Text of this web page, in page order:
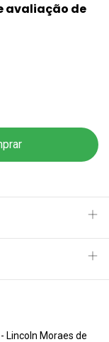
avaliação de
Lincoln Moraes de